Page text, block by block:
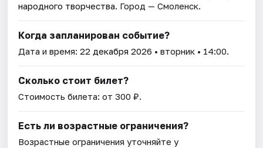
народного творчества. Город — Смоленск.
Когда запланирован событие?
Дата и время:22 декабря 2026 • вторник • 14:00.
Сколько стоит билет?
Стоимость билета: от 300 ₽.
Есть ли возрастные ограничения?
Возрастные ограничения уточняйте у